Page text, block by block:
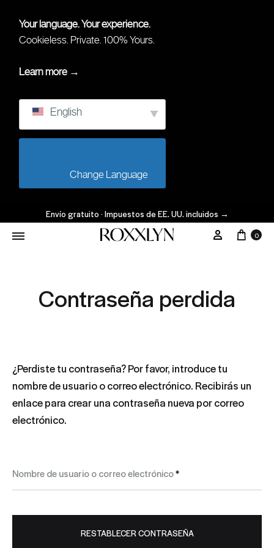
Your language. Your experience.
Cookieless. Private. 100% Yours.
Learn more →
English
Envío gratuito · Impuestos de EE. UU. incluidos →
Mi Cuenta
0
Contraseña perdida
¿Perdiste tu contraseña? Por favor, introduce tu
nombre de usuario o correo electrónico. Recibirás un
enlace para crear una contraseña nueva por correo
electrónico.
Nombre de usuario o correo electrónico*Obligatorio
RESTABLECER CONTRASEÑA